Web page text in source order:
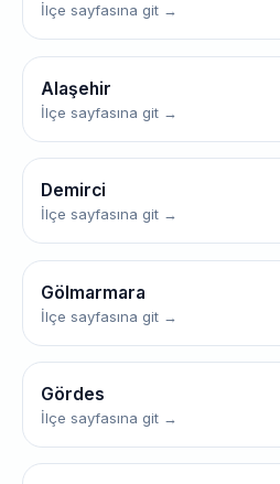
İlçe sayfasına git →
Alaşehir
İlçe sayfasına git →
Demirci
İlçe sayfasına git →
Gölmarmara
İlçe sayfasına git →
Gördes
İlçe sayfasına git →